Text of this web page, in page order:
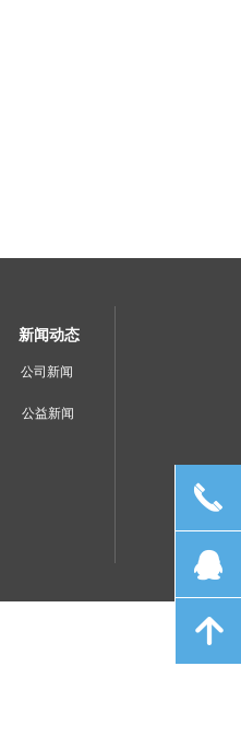
新闻动态
公司新闻
公益新闻
끅
뀩
녕